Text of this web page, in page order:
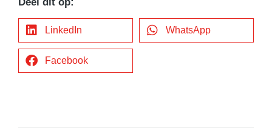
LinkedIn WhatsApp
Facebook